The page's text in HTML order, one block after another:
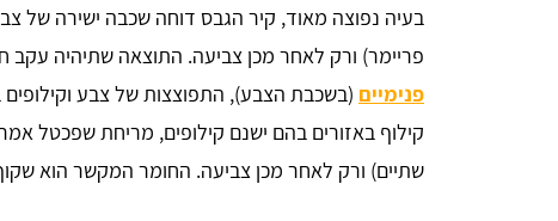
בעיה נפוצה מאוד, קיר הגבס דוחה שכבה ישירה של
פריימר) ורק לאחר מכן צביעה. התוצאה שתיהיה עקב
פנימיים (בשכבת הצבע), התפוצצות של צבע
קילוף באזורים בהם ישנם קילופים, מריחת שפכטל
שתיים) ורק לאחר מכן צביעה. החומר המקשר הוא